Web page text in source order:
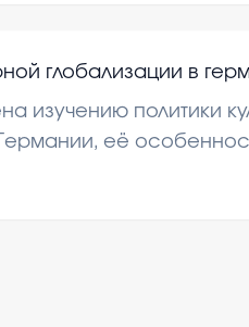
глобализации в
изучению политики
её
Это важно для